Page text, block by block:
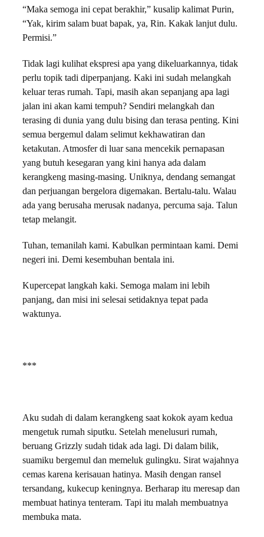
“Maka semoga ini cepat berakhir,” kusalip kalimat Purin,
“Yak, kirim salam buat bapak, ya, Rin. Kakak lanjut dulu.
Permisi.”
Tidak lagi kulihat ekspresi apa yang dikeluarkannya, tidak
perlu topik tadi diperpanjang. Kaki ini sudah melangkah
keluar teras rumah. Tapi, masih akan sepanjang apa lagi
jalan ini akan kami tempuh? Sendiri melangkah dan
terasing di dunia yang dulu bising dan terasa penting. Kini
semua bergemul dalam selimut kekhawatiran dan
ketakutan. Atmosfer di luar sana mencekik pernapasan
yang butuh kesegaran yang kini hanya ada dalam
kerangkeng masing-masing. Uniknya, dendang semangat
dan perjuangan bergelora digemakan. Bertalu-talu. Walau
ada yang berusaha merusak nadanya, percuma saja. Talun
tetap melangit.
Tuhan, temanilah kami. Kabulkan permintaan kami. Demi
negeri ini. Demi kesembuhan bentala ini.
Kupercepat langkah kaki. Semoga malam ini lebih
panjang, dan misi ini selesai setidaknya tepat pada
waktunya.
***
Aku sudah di dalam kerangkeng saat kokok ayam kedua
mengetuk rumah siputku. Setelah menelusuri rumah,
beruang Grizzly sudah tidak ada lagi. Di dalam bilik,
suamiku bergemul dan memeluk gulingku. Sirat wajahnya
cemas karena kerisauan hatinya. Masih dengan ransel
tersandang, kukecup keningnya. Berharap itu meresap dan
membuat hatinya tenteram. Tapi itu malah membuatnya
membuka mata.